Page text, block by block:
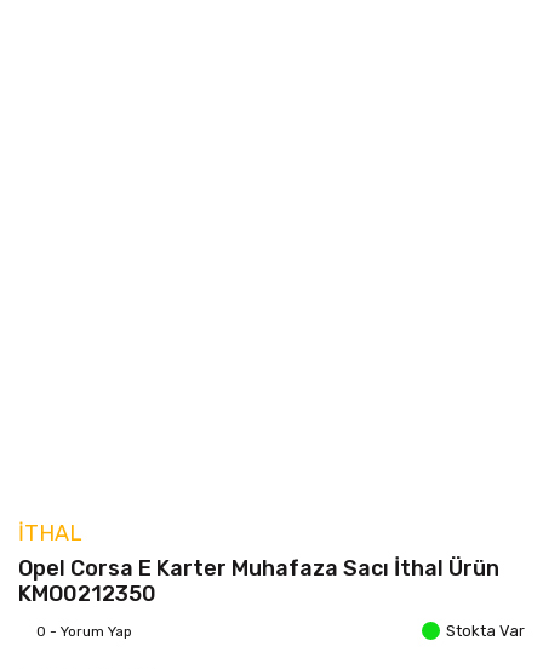
İTHAL
Opel Corsa E Karter Muhafaza Sacı İthal Ürün
KMO0212350
0 - Yorum Yap Stokta Var